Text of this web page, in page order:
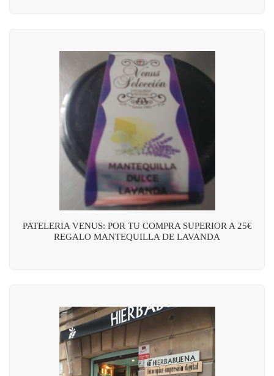
PATELERIA VENUS: POR TU COMPRA SUPERIOR A 25€
REGALO MANTEQUILLA DE LAVANDA